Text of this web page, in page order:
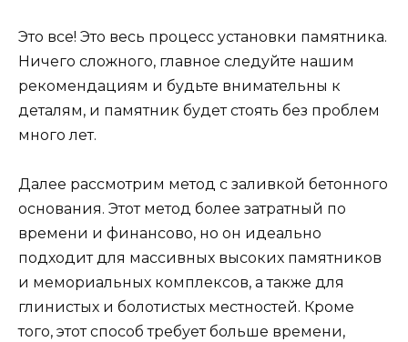
Это все! Это весь процесс установки памятника.
Ничего сложного, главное следуйте нашим
рекомендациям и будьте внимательны к
деталям, и памятник будет стоять без проблем
много лет.
Далее рассмотрим метод с заливкой бетонного
основания. Этот метод более затратный по
времени и финансово, но он идеально
подходит для массивных высоких памятников
и мемориальных комплексов, а также для
глинистых и болотистых местностей. Кроме
того, этот способ требует больше времени,